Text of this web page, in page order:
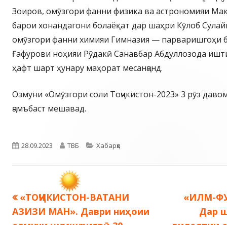
Зоиров, омӯзгори фанни физика ва астрономияи
барои хонандагони болаёқат дар шаҳри Кӯлоб
омӯзгори фанни химияи Гимназия — парваришгоҳи
Ғафурови ноҳияи Рӯдакӣ Санавбар Абдуллозода
ҳафт шарт ҳунару маҳорат месанҷанд.
Озмуни «Омӯзгори соли Тоҷикистон-2023» 3 рӯз
ҷамъбаст мешавад.
Опубликовано
28.09.2023 Автор
ТВБ Рубрики
Хабарҳо
Навигация
Предыдущая
запись:
«ТОҶИКИСТОН-ВАТАНИ
АЗИЗИ МАН». Даври ниҳоии
запись:
«ИЛМ-
Дар